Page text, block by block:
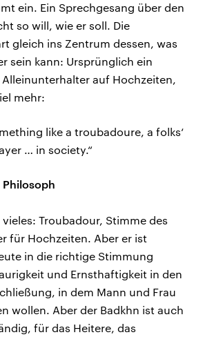
ein. Ein Sprechgesang über den
so will, wie er soll. Die
gleich ins Zentrum dessen, was
sein kann: Ursprünglich ein
Alleinunterhalter auf Hochzeiten,
mehr:
like a troubadoure, a folks‘
… in society.“
Philosoph
vieles: Troubadour, Stimme des
für Hochzeiten. Aber er ist
in die richtige Stimmung
und Ernsthaftigkeit in den
in dem Mann und Frau
wollen. Aber der Badkhn ist auch
für das Heitere, das